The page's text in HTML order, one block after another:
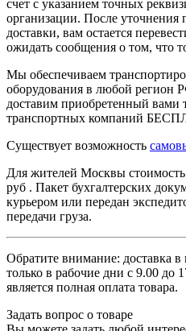
счет с указанием точных
организации. После уточнения
доставки, вам остается
ожидать сообщения о том, что
Мы обеспечиваем
оборудования в любой
доставим приобретенный вами
транспортных компаний
Существует возможность
Для жителей Москвы стоимость
руб . Пакет бухгалтерских
курьером или передан
передачи груза.
Обратите внимание: доставка
только в рабочие дни с 9.00 до
является полная оплата товара.
Задать вопрос о товаре